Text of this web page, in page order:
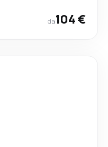
da104 €